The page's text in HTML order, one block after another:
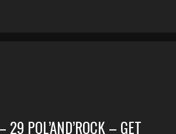
POL’AND’ROCK – GET